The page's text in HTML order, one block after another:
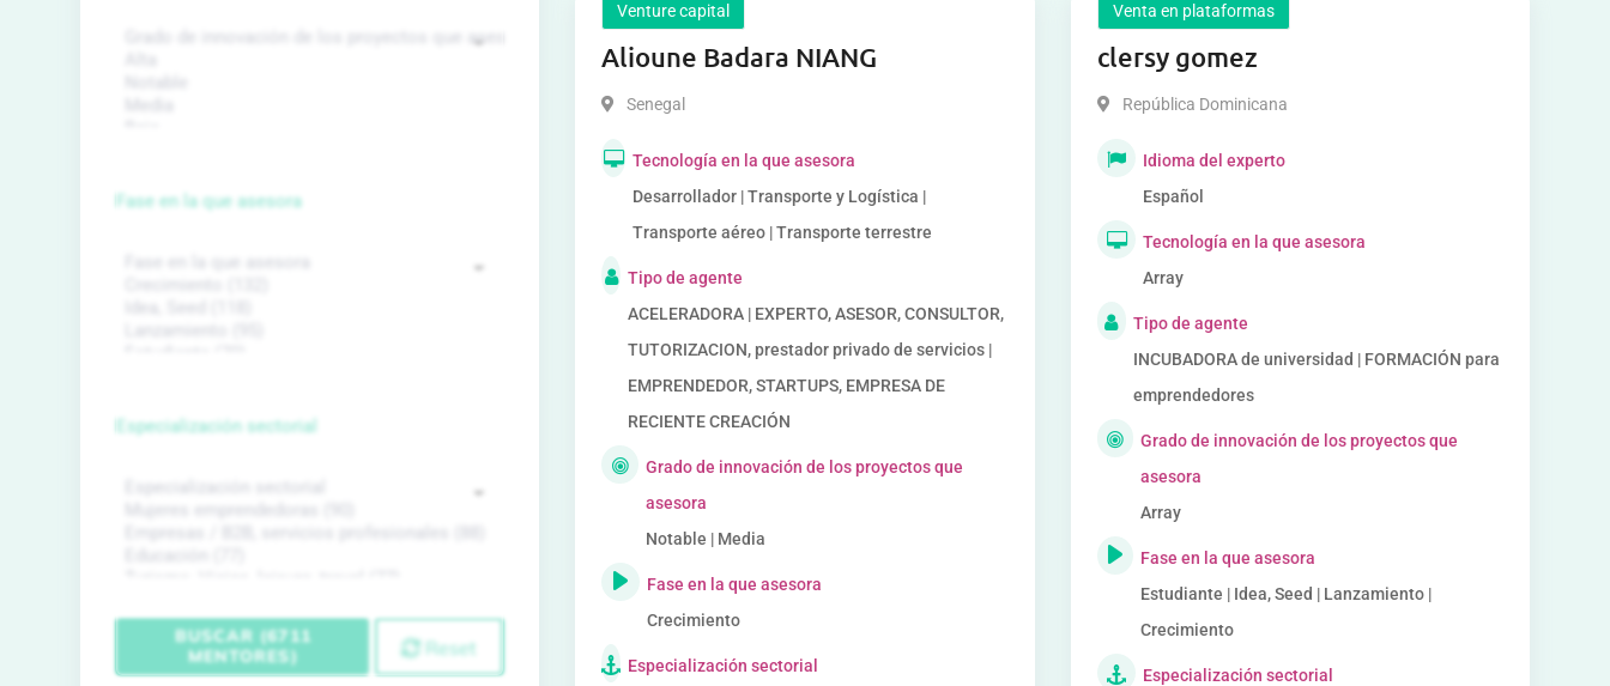
Venture capital
Alioune Badara NIANG
Senegal
Tecnología en la que asesora
Desarrollador | Transporte y Logística |
Transporte aéreo | Transporte terrestre
Tipo de agente
ACELERADORA | EXPERTO, ASESOR, CONSULTOR,
TUTORIZACION, prestador privado de servicios |
EMPRENDEDOR, STARTUPS, EMPRESA DE
RECIENTE CREACIÓN
Grado de innovación de los proyectos que
asesora
Notable | Media
Fase en la que asesora
Crecimiento
Especialización sectorial
Venta en plataformas
clersy gomez
República Dominicana
Idioma del experto
Español
Tecnología en la que asesora
Array
Tipo de agente
INCUBADORA de universidad | FORMACIÓN para
emprendedores
Grado de innovación de los proyectos que
asesora
Array
Fase en la que asesora
Estudiante | Idea, Seed | Lanzamiento |
Crecimiento
Especialización sectorial
Fase en la que asesora
Especialización sectorial
BUSCAR (6711
MENTORES)
Reset